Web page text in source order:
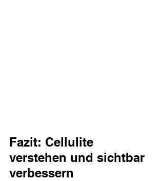
Fazit: Cellulite
verstehen und sichtbar
verbessern